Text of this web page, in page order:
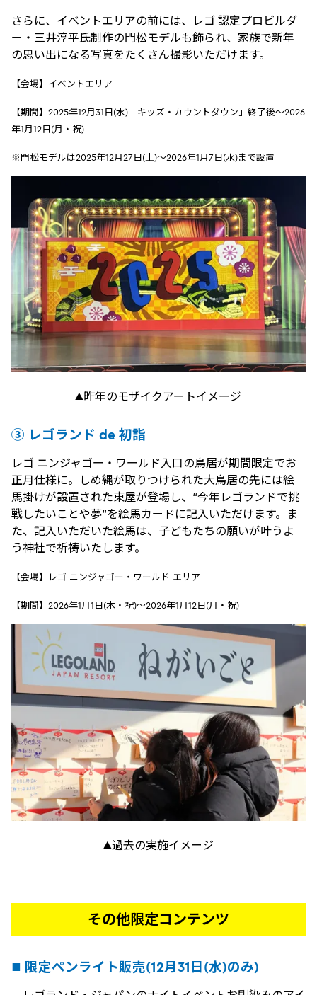
さらに、イベントエリアの前には、レゴ 認定プロビルダ
ー・三井淳平氏制作の門松モデルも飾られ、家族で新年
の思い出になる写真をたくさん撮影いただけます。
【会場】イベントエリア
【期間】2025年12月31日(水)「キッズ・カウントダウン」終了後～2026
年1月12日(月・祝)
※門松モデルは2025年12月27日(土)～2026年1月7日(水)まで設置
▲昨年のモザイクアートイメージ
③ レゴランド de 初詣
レゴ ニンジャゴー・ワールド入口の鳥居が期間限定でお
正月仕様に。しめ縄が取りつけられた大鳥居の先には絵
馬掛けが設置された東屋が登場し、“今年レゴランドで挑
戦したいことや夢”を絵馬カードに記入いただけます。ま
た、記入いただいた絵馬は、子どもたちの願いが叶うよ
う神社で祈祷いたします。
【会場】レゴ ニンジャゴー・ワールド エリア
【期間】2026年1月1日(木・祝)～2026年1月12日(月・祝)
▲過去の実施イメージ
その他限定コンテンツ
■ 限定ペンライト販売(12月31日(水)のみ)